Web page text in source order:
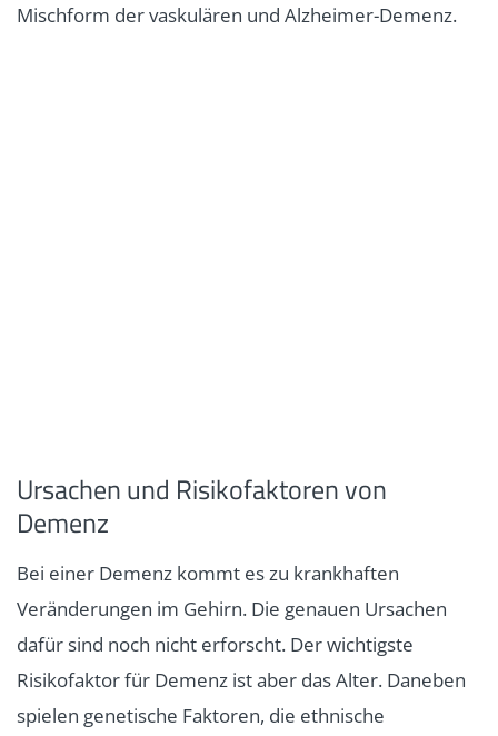
Mischform der vaskulären und Alzheimer-Demenz.
Ursachen und Risikofaktoren von
Demenz
Bei einer Demenz kommt es zu krankhaften
Veränderungen im Gehirn. Die genauen Ursachen
dafür sind noch nicht erforscht. Der wichtigste
Risikofaktor für Demenz ist aber das Alter. Daneben
spielen genetische Faktoren, die ethnische